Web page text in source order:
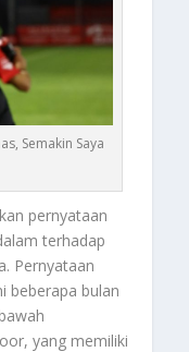
Semakin Saya
pernyataan
terhadap
Pernyataan
beberapa bulan
yang memiliki